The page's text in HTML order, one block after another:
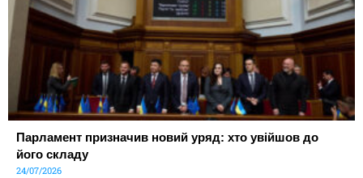
Парламент призначив новий уряд: хто увійшов до
його складу
24/07/2026